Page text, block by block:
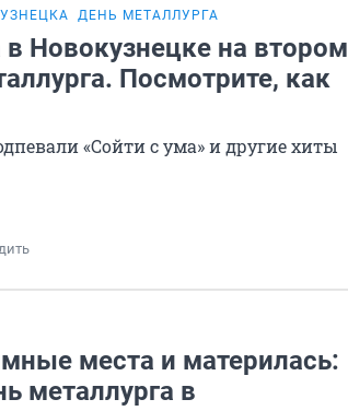
ДЕНЬ МЕТАЛЛУРГА
в Новокузнецке на втором
Посмотрите, как
«Сойти с ума» и другие хиты
места и материлась:
металлурга в